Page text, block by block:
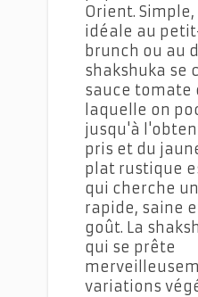
Orient.
idéale au
brunch ou au
shakshuka se
sauce tomate
laquelle on
jusqu'à
pris et du
plat rustique
qui cherche
rapide, saine
goût. La
qui se prête
variations